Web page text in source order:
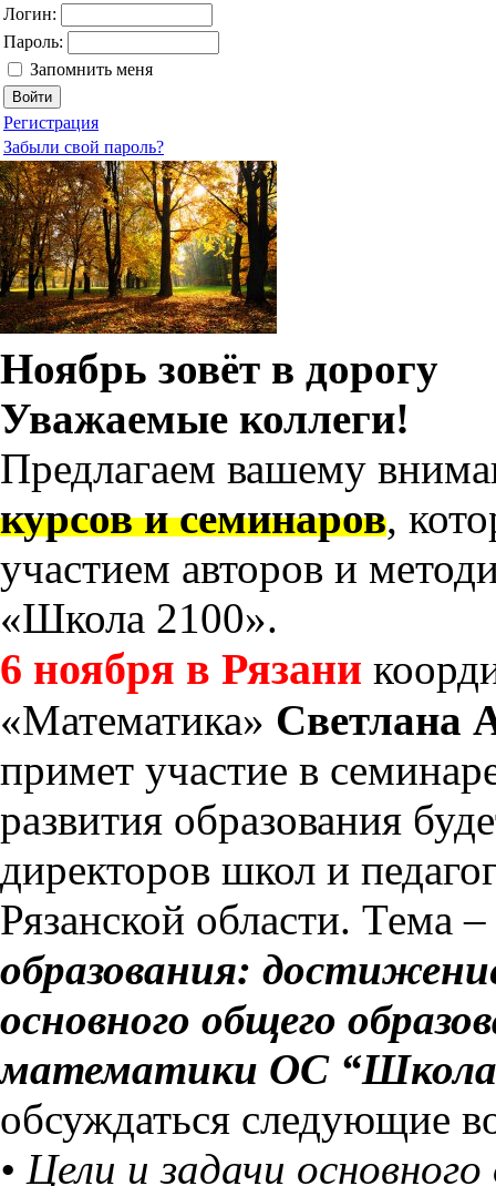
Логин:
Пароль:
Запомнить меня
Регистрация
Забыли свой пароль?
Ноябрь зовёт в дорогу
Уважаемые коллеги!
Предлагаем вашему
курсов и семинаров,
участием авторов и
«Школа 2100».
6 ноября в Рязани
«Математика» Светлана
примет участие в
развития образования
директоров школ и
Рязанской области. Тема –
образования:
основного общего
математики ОС “Школа
обсуждаться следующие
• Цели и задачи